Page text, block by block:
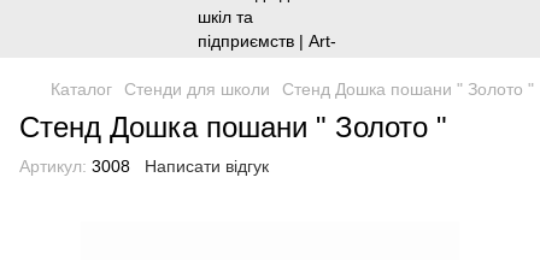
Каталог Стенди для школи Стенд Дошка пошани " Золото "
Стенд Дошка пошани " Золото "
Артикул: 3008 Написати відгук